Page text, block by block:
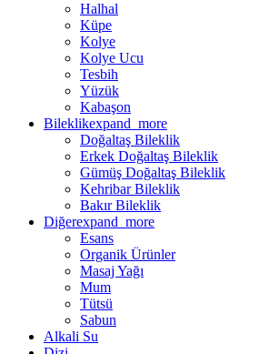
Halhal
Küpe
Kolye
Kolye Ucu
Tesbih
Yüzük
Kabaşon
Bileklikexpand_more
Doğaltaş Bileklik
Erkek Doğaltaş Bileklik
Gümüş Doğaltaş Bileklik
Kehribar Bileklik
Bakır Bileklik
Diğerexpand_more
Esans
Organik Ürünler
Masaj Yağı
Mum
Tütsü
Sabun
Alkali Su